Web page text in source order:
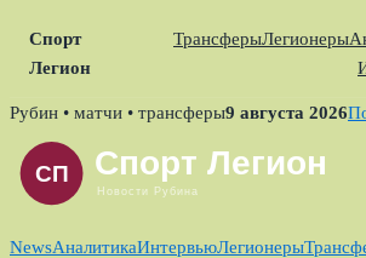
Спорт
Легион
ТрансферыЛегионеры
Skip
content
Рубин • матчи • трансферы9 августа 2026
NewsАналитикаИнтервьюЛегионеры